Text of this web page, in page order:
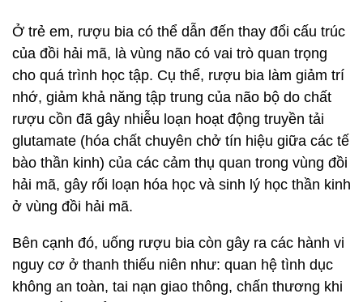
Ở trẻ em, rượu bia có thể dẫn đến thay đổi cấu trúc
của đồi hải mã, là vùng não có vai trò quan trọng
cho quá trình học tập. Cụ thể, rượu bia làm giảm trí
nhớ, giảm khả năng tập trung của não bộ do chất
rượu cồn đã gây nhiễu loạn hoạt động truyền tải
glutamate (hóa chất chuyên chở tín hiệu giữa các tế
bào thần kinh) của các cảm thụ quan trong vùng đồi
hải mã, gây rối loạn hóa học và sinh lý học thần kinh
ở vùng đồi hải mã.
Bên cạnh đó, uống rượu bia còn gây ra các hành vi
nguy cơ ở thanh thiếu niên như: quan hệ tình dục
không an toàn, tai nạn giao thông, chấn thương khi